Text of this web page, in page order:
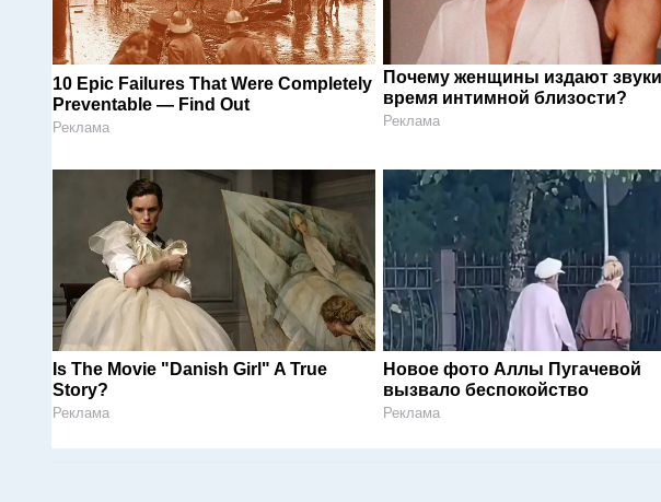
10 Epic Failures That Were Completely
Preventable — Find Out
Реклама
Почему женщины издают
время интимной близости?
Реклама
Is The Movie "Danish Girl" A True
Story?
Реклама
Новое фото Аллы Пугачевой
вызвало беспокойство
Реклама